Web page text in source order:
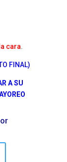
cara.
FINAL)
A SU